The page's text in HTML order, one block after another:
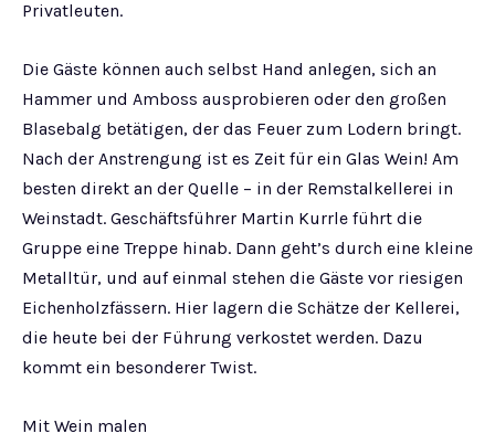
Privatleuten.
Die Gäste können auch selbst Hand anlegen, sich an
Hammer und Amboss ausprobieren oder den großen
Blasebalg betätigen, der das Feuer zum Lodern bringt.
Nach der Anstrengung ist es Zeit für ein Glas Wein! Am
besten direkt an der Quelle – in der Remstalkellerei in
Weinstadt. Geschäftsführer Martin Kurrle führt die
Gruppe eine Treppe hinab. Dann geht’s durch eine kleine
Metalltür, und auf einmal stehen die Gäste vor riesigen
Eichenholzfässern. Hier lagern die Schätze der Kellerei,
die heute bei der Führung verkostet werden. Dazu
kommt ein besonderer Twist.
Mit Wein malen